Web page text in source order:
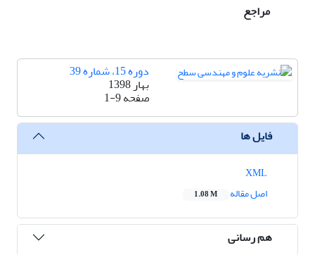
مراجع
دوره 15، شماره 39
بهار 1398
صفحه1-9
فایل ها
اصل مقاله
1.08 M
هم رسانی